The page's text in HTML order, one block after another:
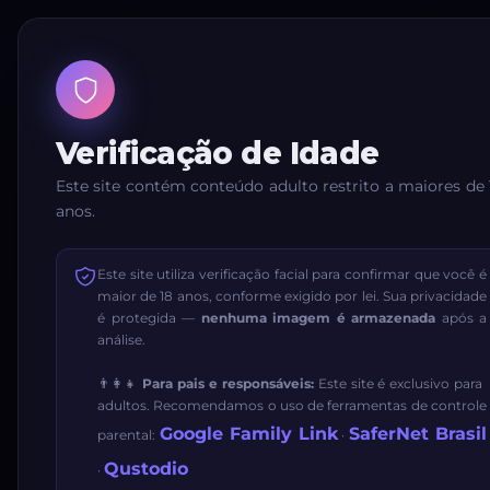
Verificação de Idade
Este site contém conteúdo adulto restrito a maiores de
anos.
Este site utiliza verificação facial para confirmar que você é
maior de 18 anos, conforme exigido por lei. Sua privacidade
é protegida — nenhuma imagem é armazenada após a
análise.
👨‍👩‍👧 Para pais e responsáveis:Este site é exclusivo para
adultos. Recomendamos o uso de ferramentas de controle
parental: Google Family Link·SaferNet Brasil
· Qustodio